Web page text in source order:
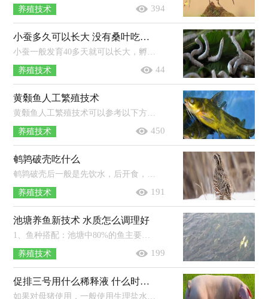
养殖技术 394
小蚕多久可以长大 没有桑叶吃可以吃什么
小蚕一般发育40多天就可以长大，孵化期需8-9天，幼虫期需25天左右，蛹期需14-18天，蚕蛾期需3-5天。2龄时蚕体会明显长大，颜色变浅，食桑时间...
养殖技术 44
黄颡鱼人工繁殖技术
黄颡鱼人工繁殖技术可以参考以下方式：挑选出亲鱼（雄鱼为3冬龄以上，雌鱼年龄为2冬龄以上）并打完催产针后，将雌雄亲鱼独立培育，催产前2个...
养殖技术 450
鹌鹑破壳吃什么
鹌鹑破壳后一般是先饮水，后开食，小鹌鹑开食可用玉米、碎米以及麦粉等混合料，能加拌熟蛋黄更好，2-3天后逐渐转喂全价混合饲料。...
养殖技术 191
池塘养鱼新技术 水质怎么调理好
养殖技术 199
促排三号用什么稀释液 什么时候打合适